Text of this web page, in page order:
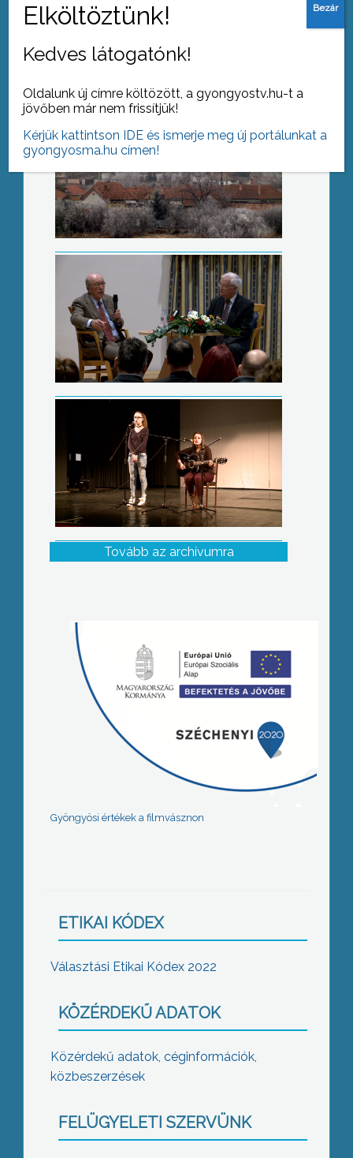
Mindent a meddőségről
B-faktor
Tovább az archívumra
Gyöngyösi értékek a filmvásznon
ETIKAI KÓDEX
Választási Etikai Kódex 2022
KÖZÉRDEKŰ ADATOK
Közérdekű adatok, céginformációk,
közbeszerzések
FELÜGYELETI SZERVÜNK
Kedves látogatónk!
Oldalunk új címre költözött, a gyongyostv.hu-t a
jövőben már nem frissítjük!
Kérjük kattintson IDE és ismerje meg új portálunkat a
gyongyosma.hu címen!